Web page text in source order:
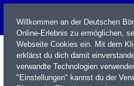
Willkommen an der Deutschen
Online-Erlebnis zu ermöglichen,
Webseite Cookies ein. Mit dem
erklärst du dich damit
verwandte Technologien
"Einstellungen" kannst du der